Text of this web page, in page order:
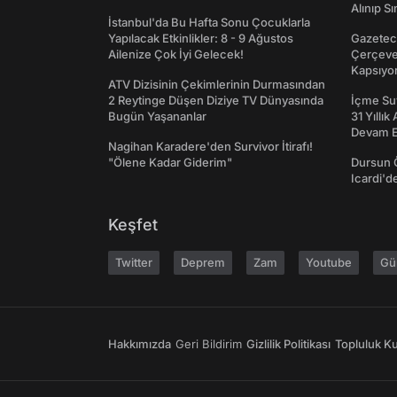
İstanbul'da Bu Hafta Sonu Çocuklarla
Yapılacak Etkinlikler: 8 - 9 Ağustos
Ailenize Çok İyi Gelecek!
ATV Dizisinin Çekimlerinin Durmasından
2 Reytinge Düşen Diziye TV Dünyasında
Bugün Yaşananlar
Nagihan Karadere'den Survivor İtirafı!
"Ölene Kadar Giderim"
Alınıp
İçme
31
Devam
Dursun
Keşfet
Twitter Deprem Zam Youtube
Hakkımızda Geri Bildirim Gizlilik Politikası Topluluk